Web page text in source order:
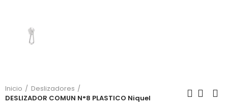
Inicio
Deslizadores
DESLIZADOR COMUN N°8 PLASTICO Niquel